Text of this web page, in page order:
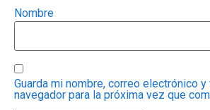
Nombre
Guarda mi nombre, correo electrónico
navegador para la próxima vez que